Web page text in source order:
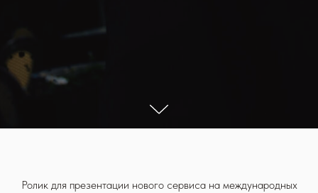
Ролик для презентации нового сервиса на международных